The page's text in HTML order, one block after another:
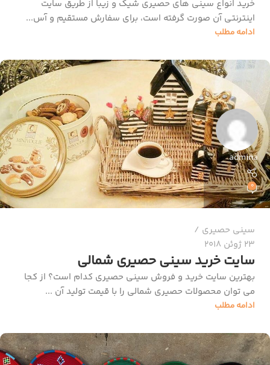
خرید انواع سینی های حصیری شیک و زیبا از طریق سایت
اینترنتی آن صورت گرفته است، برای سفارش مستقیم و آس...
ادامه مطلب
admina
0
سینی حصیری
23 ژوئن 2018
سایت خرید سینی حصیری شمالی
بهترین سایت خرید و فروش سینی حصیری کدام است؟ از کجا
می توان محصولات حصیری شمالی را با قیمت تولید آن ...
ادامه مطلب